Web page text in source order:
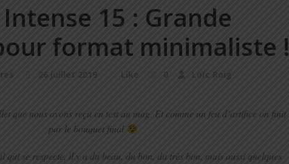
15 : Grande
format minimaliste !
26 juillet 2019 Like 0 Loïc Roig
que nous avons reçu en test au mag. Et comme un feu d’artifice on finit
par le bouquet final
qui se respecte, il y a du beau, du bon, du très bon, mais aussi quelques